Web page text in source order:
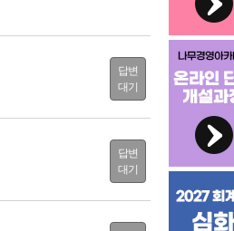
답변
대기
답변
대기